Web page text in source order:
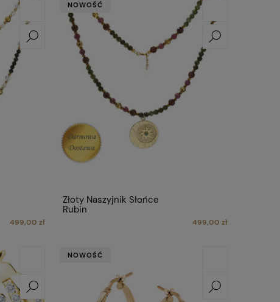
499,00 zł
Złoty Naszyjnik Słońce
Rubin
499,00 zł
NOWOŚĆ
NOWOŚĆ